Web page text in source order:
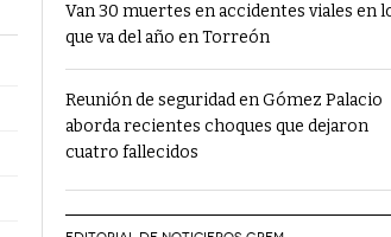
Van 30 muertes en accidentes viales en
que va del año en Torreón
Reunión de seguridad en Gómez Palacio
aborda recientes choques que dejaron
cuatro fallecidos